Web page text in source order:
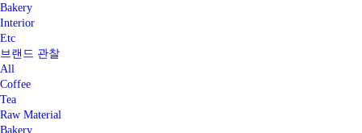
Bakery
Interior
Etc
브랜드 관찰
All
Coffee
Tea
Raw Material
Bakery